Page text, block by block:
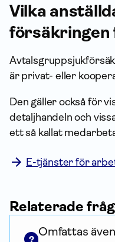
Vilka
försäkringen
är privat- eller
Den gäller också för
detaljhandeln och
ett så kallat
E-tjänster för
Relaterade
?
Omfattas